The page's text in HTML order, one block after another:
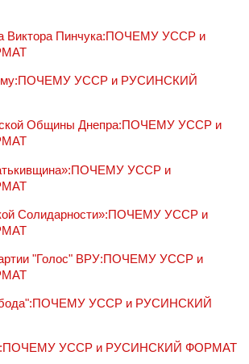
Виктора Пинчука:ПОЧЕМУ УССР и
УССР и РУСИНСКИЙ
Общины Днепра:ПОЧЕМУ УССР и
УССР и
Солидарности»:ПОЧЕМУ УССР и
"Голос" ВРУ:ПОЧЕМУ УССР и
УССР и РУСИНСКИЙ
УССР и РУСИНСКИЙ ФОРМАТ